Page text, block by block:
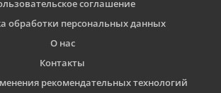
соглашение
обработки персональных данных
О нас
Контакты
рекомендательных технологий